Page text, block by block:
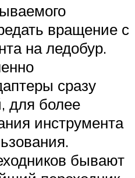
вращение с
на ледобур.
сразу
для более
инструмента
бывают